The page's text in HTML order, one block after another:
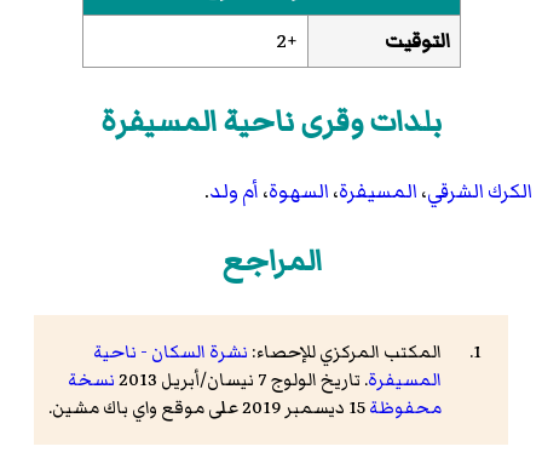
التوقيت
+2
بلدات وقرى ناحية المسيفرة
الكرك الشرقي،المسيفرة،السهوة،أم ولد.
المراجع
المكتب المركزي للإحصاء: نشرة السكان - ناحية
المسيفرة. تاريخ الولوج 7 نيسان/أبريل 2013
نسخة
محفوظة